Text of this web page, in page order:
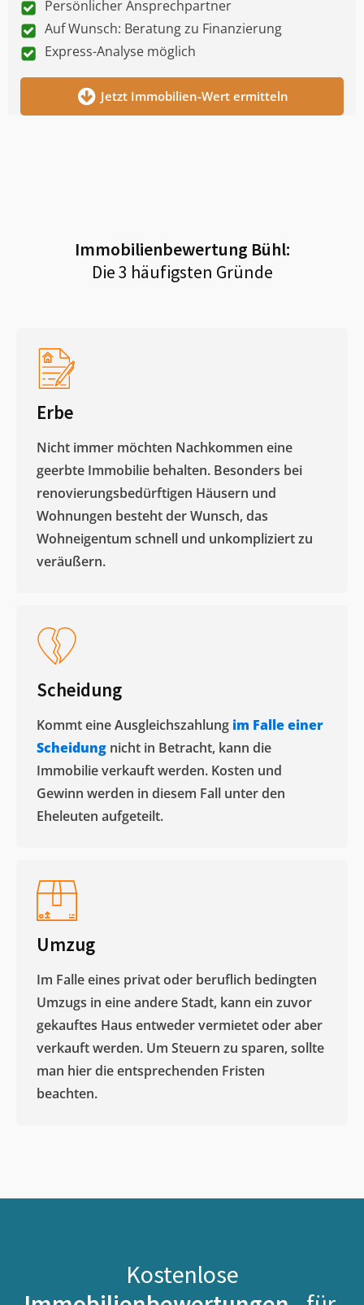
Persönlicher Ansprechpartner
Auf Wunsch: Beratung zu Finanzierung
Express-Analyse möglich
Jetzt Immobilien-Wert ermitteln
Immobilienbewertung Bühl:
Die 3 häufigsten Gründe
Erbe
Nicht immer möchten Nachkommen eine
geerbte Immobilie behalten. Besonders bei
renovierungsbedürftigen Häusern und
Wohnungen besteht der Wunsch, das
Wohneigentum schnell und unkompliziert zu
veräußern. ​
Scheidung
Kommt eine Ausgleichszahlung im Falle einer
Scheidung nicht in Betracht, kann die
Immobilie verkauft werden. Kosten und
Gewinn werden in diesem Fall unter den
Eheleuten aufgeteilt.​
Umzug
Im Falle eines privat oder beruflich bedingten
Umzugs in eine andere Stadt, kann ein zuvor
gekauftes Haus entweder vermietet oder aber
verkauft werden. Um Steuern zu sparen, sollte
man hier die entsprechenden Fristen
beachten.
Kostenlose